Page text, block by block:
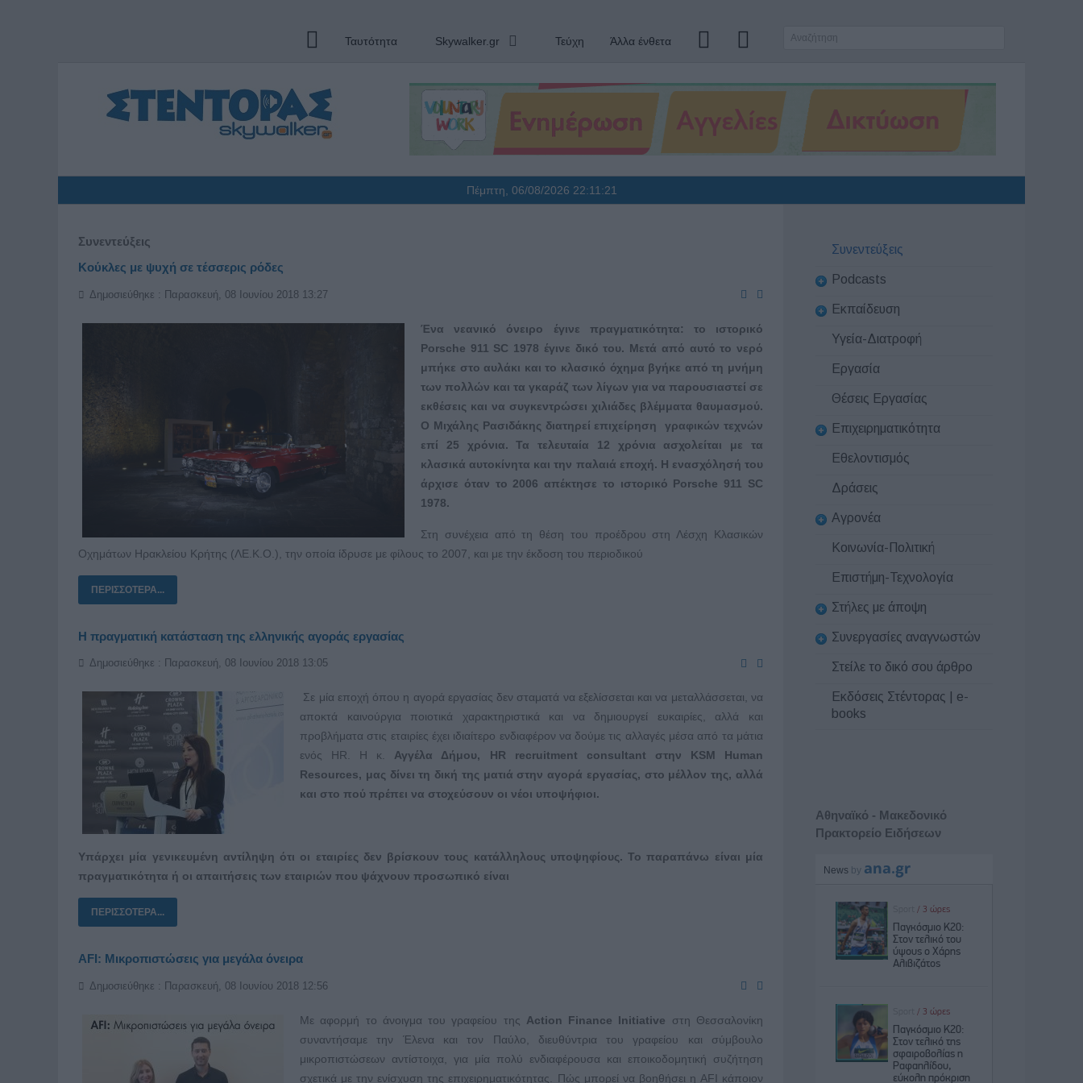
Ταυτότητα Skywalker.gr Τεύχη Άλλα ένθετα
Πέμπτη, 06/08/2026 22:11:22
Συνεντεύξεις
Κούκλες με ψυχή σε τέσσερις ρόδες
Δημοσιεύθηκε : Παρασκευή, 08 Ιουνίου 2018 13:27
Ένα νεανικό όνειρο έγινε πραγματικότητα: το ιστορικό
Porsche 911 SC 1978 έγινε δικό του. Μετά από αυτό το νερό
μπήκε στο αυλάκι και το κλασικό όχημα βγήκε από τη μνήμη
των πολλών και τα γκαράζ των λίγων για να παρουσιαστεί σε
εκθέσεις και να συγκεντρώσει χιλιάδες βλέμματα θαυμασμού.
Ο Μιχάλης Ρασιδάκης διατηρεί επιχείρηση γραφικών τεχνών
επί 25 χρόνια. Τα τελευταία 12 χρόνια ασχολείται με τα
κλασικά αυτοκίνητα και την παλαιά εποχή. Η ενασχόλησή του
άρχισε όταν το 2006 απέκτησε το ιστορικό Porsche 911 SC
1978.
Στη συνέχεια από τη θέση του προέδρου στη Λέσχη Κλασικών
Οχημάτων Ηρακλείου Κρήτης (ΛΕ.Κ.Ο.), την οποία ίδρυσε με φίλους το 2007, και με την έκδοση του περιοδικού
ΠΕΡΙΣΣΌΤΕΡΑ...
Η πραγματική κατάσταση της ελληνικής αγοράς εργασίας
Δημοσιεύθηκε : Παρασκευή, 08 Ιουνίου 2018 13:05
Σε μία εποχή όπου η αγορά εργασίας δεν σταματά να εξελίσσεται και να μεταλλάσσεται, να
αποκτά καινούργια ποιοτικά χαρακτηριστικά και να δημιουργεί ευκαιρίες, αλλά και
προβλήματα στις εταιρίες έχει ιδιαίτερο ενδιαφέρον να δούμε τις αλλαγές μέσα από τα μάτια
ενός HR. Η κ. Αγγέλα Δήμου, HR recruitment consultant στην KSM Human
Resources, μας δίνει τη δική της ματιά στην αγορά εργασίας, στο μέλλον της, αλλά
και στο πού πρέπει να στοχεύσουν οι νέοι υποψήφιοι.
Υπάρχει μία γενικευμένη αντίληψη ότι οι εταιρίες δεν βρίσκουν τους κατάλληλους υποψηφίους. Το παραπάνω είναι μία
πραγματικότητα ή οι απαιτήσεις των εταιριών που ψάχνουν προσωπικό είναι
ΠΕΡΙΣΣΌΤΕΡΑ...
AFI: Μικροπιστώσεις για μεγάλα όνειρα
Δημοσιεύθηκε : Παρασκευή, 08 Ιουνίου 2018 12:56
Με αφορμή το άνοιγμα του γραφείου της Action Finance Initiative στη Θεσσαλονίκη
συναντήσαμε την Έλενα και τον Παύλο, διευθύντρια του γραφείου και σύμβουλο
μικροπιστώσεων αντίστοιχα, για μία πολύ ενδιαφέρουσα και εποικοδομητική συζήτηση
σχετικά με την ενίσχυση της επιχειρηματικότητας. Πώς μπορεί να βοηθήσει η AFI κάποιον
Συνεντεύξεις
Podcasts
Εκπαίδευση
Υγεία-Διατροφή
Εργασία
Θέσεις Εργασίας
Επιχειρηματικότητα
Εθελοντισμός
Δράσεις
Αγρονέα
Κοινωνία-Πολιτική
Επιστήμη-Τεχνολογία
Στήλες με άποψη
Συνεργασίες αναγνωστών
Στείλε το δικό σου άρθρο
Εκδόσεις Στέντορας | e-
books
Αθηναϊκό - Μακεδονικό
Πρακτορείο Ειδήσεων